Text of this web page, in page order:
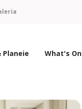
Planeie What's On